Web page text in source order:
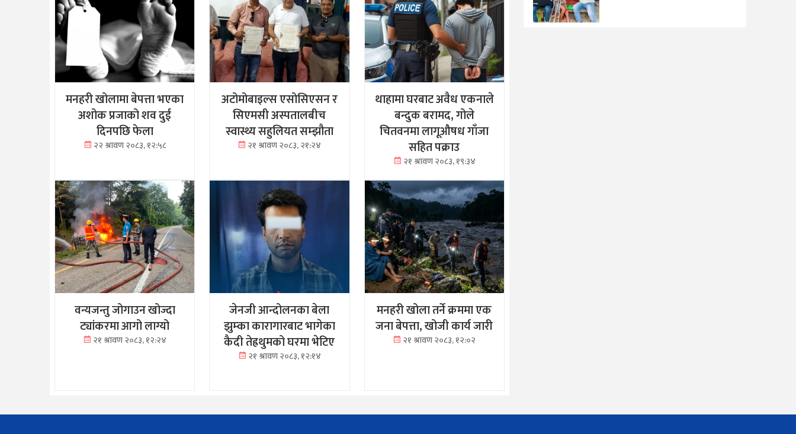
मनहरी खोलामा बेपत्ता भएका
अशोक प्रजाको शव दुई
दिनपछि फेला
२२ श्रावण २०८३, १२:५८
अटोमोबाइल्स एसोसिएसन र
सिएमसी अस्पतालबीच
स्वास्थ्य सहुलियत सम्झौता
२१ श्रावण २०८३, २१:२४
थाहामा घरबाट अवैध एकनाले
बन्दुक बरामद, गोले
चितवनमा लागूऔषध गाँजा
सहित पक्राउ
२१ श्रावण २०८३, १९:३४
वन्यजन्तु जोगाउन खोज्दा
ट्यांकरमा आगो लाग्यो
२१ श्रावण २०८३, १२:२४
जेनजी आन्दोलनका बेला
झुम्का कारागारबाट भागेका
कैदी तेह्रथुमको घरमा भेटिए
२१ श्रावण २०८३, १२:१४
मनहरी खोला तर्ने क्रममा एक
जना बेपत्ता, खोजी कार्य जारी
२१ श्रावण २०८३, १२:०२